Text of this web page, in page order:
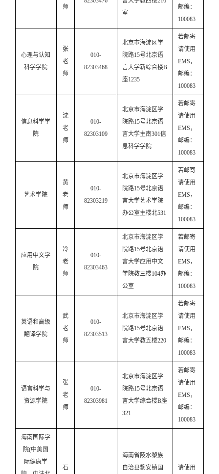
师
室
邮编：
100083
心理与认知
科学学院
张
老
师
010-
82303468
北京市海淀区学
院路15号北京语
言大学新综合楼B
座1235
若邮寄
请使用
EMS，
邮编：
100083
信息科学学
院
沈
老
师
010-
82303109
北京市海淀区学
院路15号北京语
言大学主南301信
息科学学院
若邮寄
请使用
EMS，
邮编：
100083
艺术学院
黄
老
师
010-
82303219
北京市海淀区学
院路15号北京语
言大学艺术学院
办公室主楼北531
若邮寄
请使用
EMS，
邮编：
100083
应用中文学
院
冷
老
师
010-
82303463
北京市海淀区学
院路15号北京语
言大学应用中文
学院教三楼104办
公室
若邮寄
请使用
EMS，
邮编：
100083
英语和高级
翻译学院
武
老
师
010-
82303513
北京市海淀区学
院路15号北京语
言大学教五楼220
若邮寄
请使用
EMS，
邮编：
100083
语言科学与
资源学院
张
老
师
010-
82303981
北京市海淀区学
院路15号北京语
言大学综合楼B座
321
若邮寄
请使用
EMS，
邮编：
100083
海南国际学
院(中美国
际健康学
石
海南省陵水黎族
自治县黎安镇国
请使用